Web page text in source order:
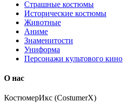
Страшные костюмы
Исторические костюмы
Животные
Аниме
Знаменитости
Униформа
Персонажи культового кино
О нас
КостюмерИкс (CostumerX)